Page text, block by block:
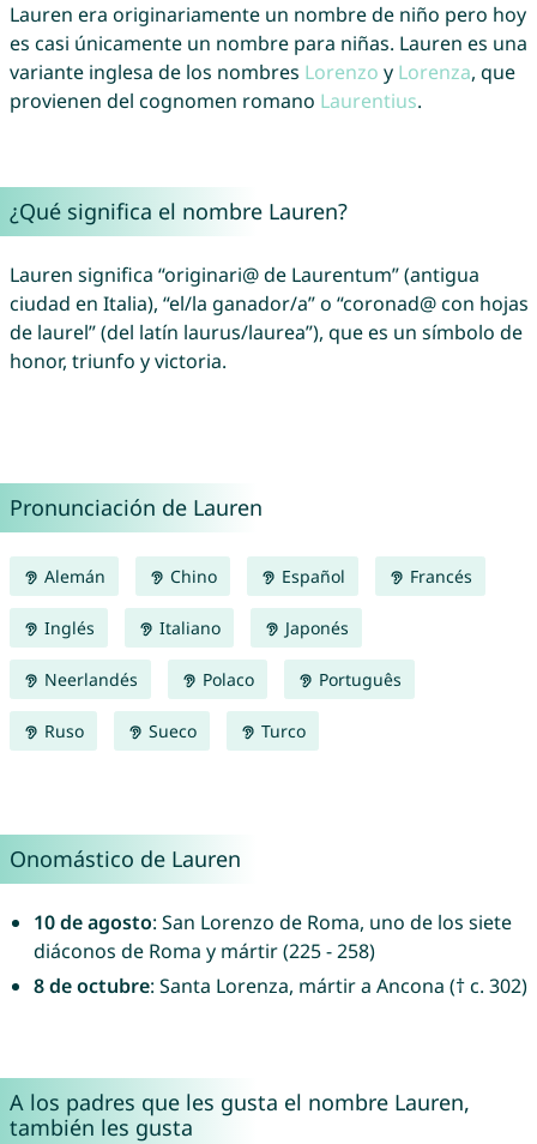
Lauren era originariamente un nombre de niño pero hoy
es casi únicamente un nombre para niñas. Lauren es una
variante inglesa de los nombres Lorenzo y Lorenza, que
provienen del cognomen romano Laurentius.
¿Qué significa el nombre Lauren?
Lauren significa “originari@ de Laurentum” (antigua
ciudad en Italia), “el/la ganador/a” o “coronad@ con hojas
de laurel” (del latín laurus/laurea”), que es un símbolo de
honor, triunfo y victoria.
Pronunciación de Lauren
Alemán Chino Español Francés
Inglés Italiano Japonés
Neerlandés Polaco Português
Ruso Sueco Turco
Onomástico de Lauren
10 de agosto: San Lorenzo de Roma, uno de los siete
diáconos de Roma y mártir (225 - 258)
8 de octubre: Santa Lorenza, mártir a Ancona († c. 302)
A los padres que les gusta el nombre Lauren,
también les gusta